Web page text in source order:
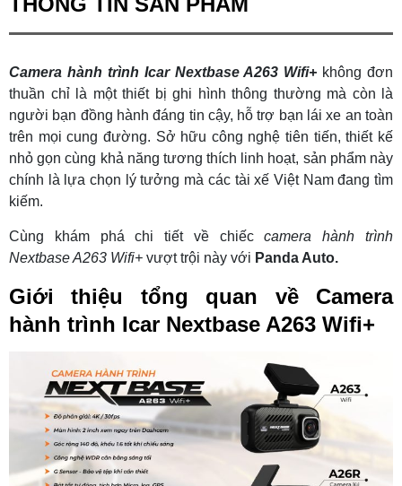
Camera hành trình Icar Nextbase A263 Wifi+ không đơn
thuần chỉ là một thiết bị ghi hình thông thường mà còn là
người bạn đồng hành đáng tin cậy, hỗ trợ bạn lái xe an toàn
trên mọi cung đường. Sở hữu công nghệ tiên tiến, thiết kế
nhỏ gọn cùng khả năng tương thích linh hoạt, sản phẩm này
chính là lựa chọn lý tưởng mà các tài xế Việt Nam đang tìm
kiếm.
Cùng khám phá chi tiết về chiếccamera hành trình
Nextbase A263 Wifi+ vượt trội này với Panda Auto.
Giới thiệu tổng quan về Camera
hành trình Icar Nextbase A263 Wifi+